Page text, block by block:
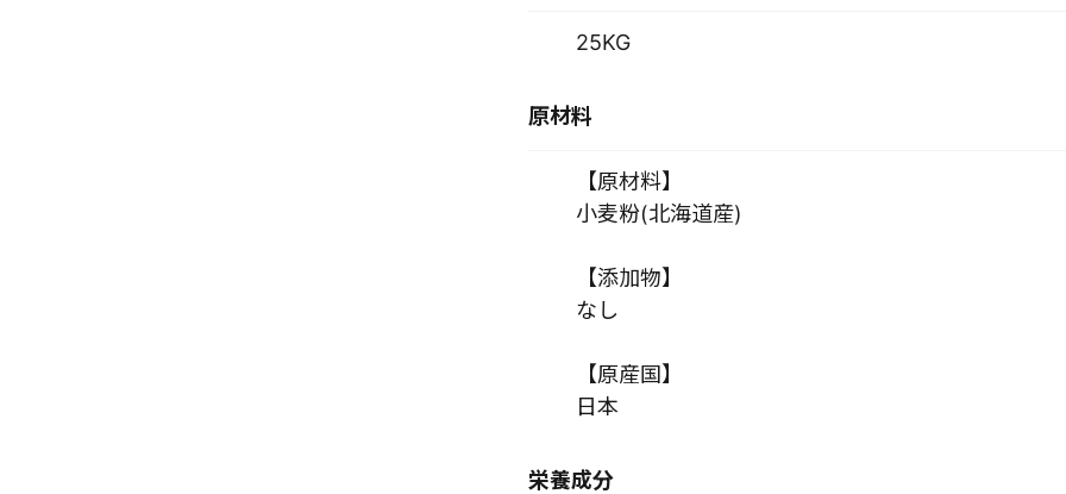
25KG
原材料
【原材料】
小麦粉(北海道産)
【添加物】
なし
【原産国】
日本
栄養成分